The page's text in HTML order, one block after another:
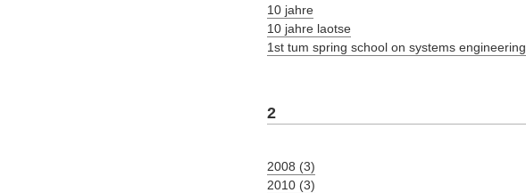
10 jahre
10 jahre laotse
1st tum spring school on systems engineering
2
2008 (3)
2010 (3)